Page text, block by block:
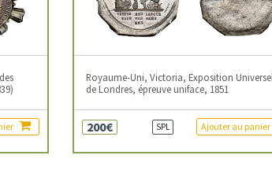
Royaume-Uni, Victoria, Exposition
de Londres, épreuve uniface, 1851
200€ SPL Ajouter au panier